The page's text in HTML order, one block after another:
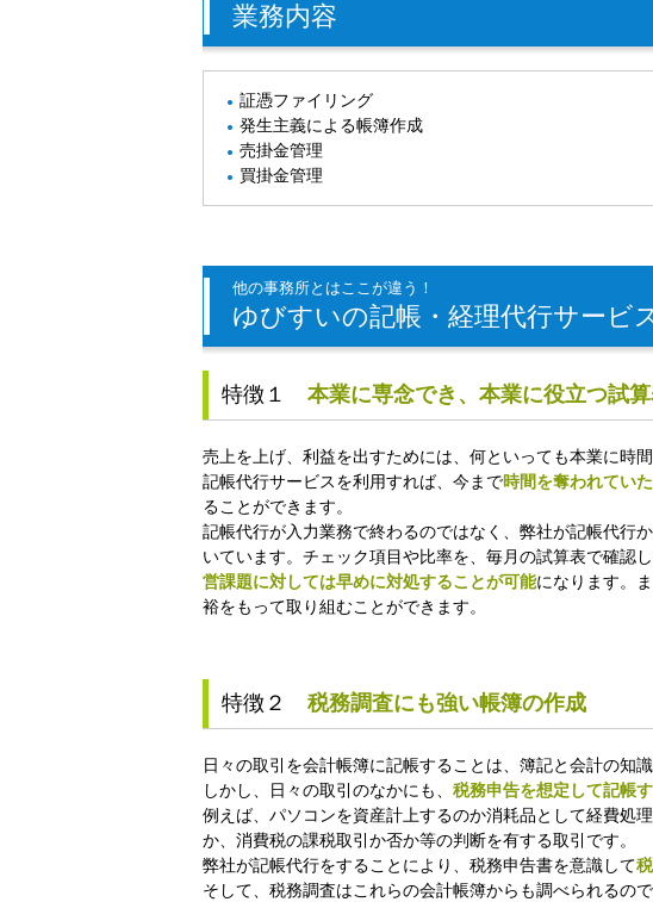
業務内容
証憑ファイリング
発生主義による帳簿作成
売掛金管理
買掛金管理
他の事務所とはここが違う！
ゆびすいの記帳・経理代行サービ
特徴１ 本業に専念でき、本業に役立つ試
売上を上げ、利益を出すためには、何といっても本業に時
記帳代行サービスを利用すれば、今まで時間を奪われてい
ることができます。
記帳代行が入力業務で終わるのではなく、弊社が記帳代行
いています。チェック項目や比率を、毎月の試算表で確認し
営課題に対しては早めに対処することが可能になります。ま
裕をもって取り組むことができます。
特徴２ 税務調査にも強い帳簿の作成
日々の取引を会計帳簿に記帳することは、簿記と会計の知
しかし、日々の取引のなかにも、 税務申告を想定して記帳
例えば、パソコンを資産計上するのか消耗品として経費処
か、消費税の課税取引か否か等の判断を有する取引です。
弊社が記帳代行をすることにより、税務申告書を意識して
そして、税務調査はこれらの会計帳簿からも調べられるので